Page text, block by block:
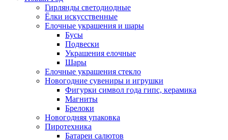
Гирлянды светодиодные
Ёлки искусственные
Елочные украшения и шары
Бусы
Подвески
Украшения елочные
Шары
Елочные украшения стекло
Новогодние сувениры и игрушки
Фигурки символ года гипс, керамика
Магниты
Брелоки
Новогодняя упаковка
Пиротехника
Батареи салютов